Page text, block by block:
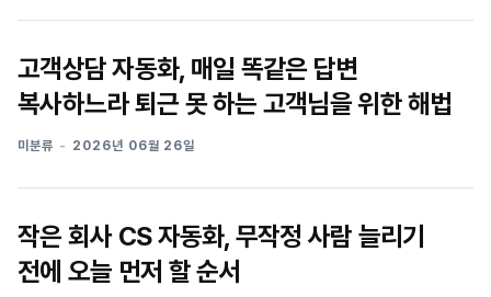
고객상담 자동화, 매일 똑같은 답변
복사하느라 퇴근 못 하는 고객님을 위한 해법
미분류 2026년 06월 26일
작은 회사 CS 자동화, 무작정 사람 늘리기
전에 오늘 먼저 할 순서